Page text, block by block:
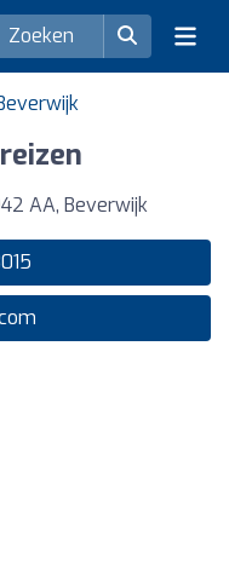
AA, Beverwijk